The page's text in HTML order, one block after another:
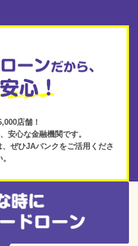
店舗！
安心な金融機関です。
ぜひJAバンクをご活用くださ